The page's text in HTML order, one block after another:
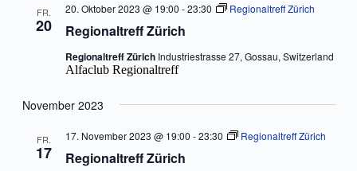
FR.
20 Regionaltreff Zürich
20. Oktober 2023 @ 19:00 -23:30 Regionaltreff Zürich
Regionaltreff Zürich Industriestrasse 27, Gossau, Switzerland
Alfaclub Regionaltreff
November 2023
FR.
17 Regionaltreff Zürich
17. November 2023 @ 19:00 -23:30 Regionaltreff Zürich